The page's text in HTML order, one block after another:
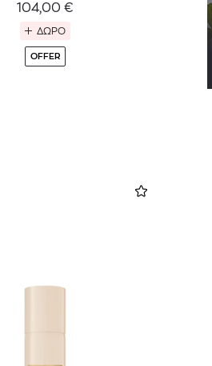
104,00 €
ΔΩΡΟ
OFFER